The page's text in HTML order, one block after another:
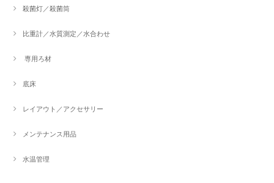
殺菌灯／殺菌筒
比重計／水質測定／水合わせ
専用ろ材
底床
レイアウト／アクセサリー
メンテナンス用品
水温管理